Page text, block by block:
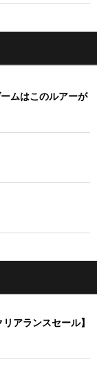
ムはこのルアーが
アランスセール】